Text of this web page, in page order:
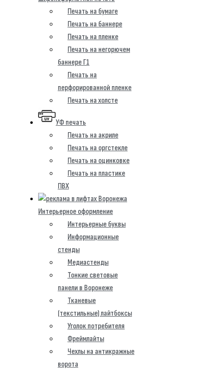
Печать на бумаге
Печать на баннере
Печать на пленке
Печать на негорючем
баннере Г1
Печать на
перфорированной пленке
Печать на холсте
УФ печать
Печать на акриле
Печать на оргстекле
Печать на оцинковке
Печать на пластике
ПВХ
Интерьерное оформление
Интерьерные буквы
Информационные
стенды
Медиастенды
Тонкие световые
панели в Воронеже
Тканевые
(текстильные) лайтбоксы
Уголок потребителя
Фреймлайты
Чехлы на антикражные
ворота